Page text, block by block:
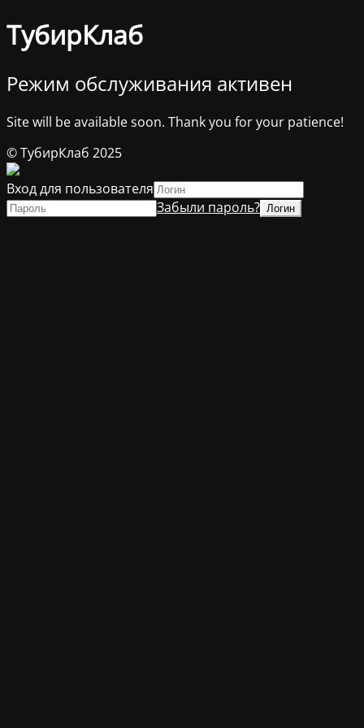
ТубирКлаб
Режим обслуживания активен
Site will be available soon. Thank you for your patience!
© ТубирКлаб 2025
Вход для пользователя
Забыли пароль?